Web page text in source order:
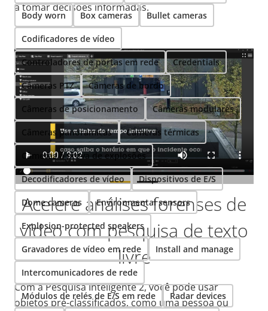
a tomar decisões informadas.
Acelere análises forenses de
vídeo com pesquisa de texto
livre
Com a Pesquisa Inteligente 2, você pode usar
objetos pré-classificados, como uma pessoa ou
Body worn Box cameras Bullet cameras
Codificadores de vídeo
Controladores de portas em rede Credentials
Câmeras PTZ Câmeras de bordo
Câmeras de posicionamento Câmeras modulares
Câmeras panorâmicas Câmeras térmicas
Câmeras à prova de explosões
Decodificadores de vídeo Dispositivos de E/S
Dome cameras Environmental sensors
Explosion-protected speakers
Gravadores de vídeo em rede Install and manage
Intercomunicadores de rede
Módulos de relés de E/S em rede Radar devices